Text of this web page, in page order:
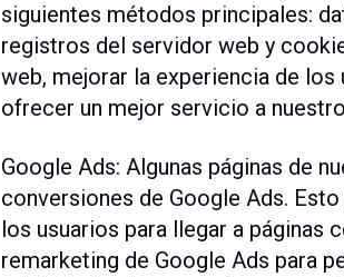
siguientes métodos principales:
registros del servidor web y
web, mejorar la experiencia de
ofrecer un mejor servicio a
Google Ads: Algunas páginas de
conversiones de Google Ads.
los usuarios para llegar a páginas
remarketing de Google Ads para